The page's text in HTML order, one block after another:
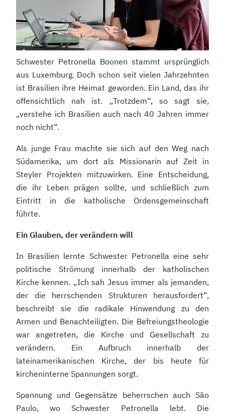
Schwester Petronella Boonen stammt ursprünglich
aus Luxemburg. Doch schon seit vielen Jahrzehnten
ist Brasilien ihre Heimat geworden. Ein Land, das ihr
offensichtlich nah ist. „Trotzdem“, so sagt sie,
„verstehe ich Brasilien auch nach 40 Jahren immer
noch nicht“.
Als junge Frau machte sie sich auf den Weg nach
Südamerika, um dort als Missionarin auf Zeit in
Steyler Projekten mitzuwirken. Eine Entscheidung,
die ihr Leben prägen sollte, und schließlich zum
Eintritt in die katholische Ordensgemeinschaft
führte.
Ein Glauben, der verändern will
In Brasilien lernte Schwester Petronella eine sehr
politische Strömung innerhalb der katholischen
Kirche kennen. „Ich sah Jesus immer als jemanden,
der die herrschenden Strukturen herausfordert“,
beschreibt sie die radikale Hinwendung zu den
Armen und Benachteiligten. Die Befreiungstheologie
war angetreten, die Kirche und Gesellschaft zu
verändern. Ein Aufbruch innerhalb der
lateinamerikanischen Kirche, der bis heute für
kircheninterne Spannungen sorgt.
Spannung und Gegensätze beherrschen auch São
Paulo, wo Schwester Petronella lebt. Die